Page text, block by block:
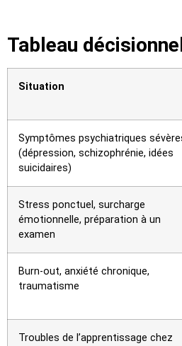
Tableau
Situation
Symptômes psychiatriques
(dépression, schizophrénie, idées
suicidaires)
Stress ponctuel, surcharge
émotionnelle, préparation à un
examen
Burn-out, anxiété chronique,
traumatisme
Troubles de l’apprentissage chez